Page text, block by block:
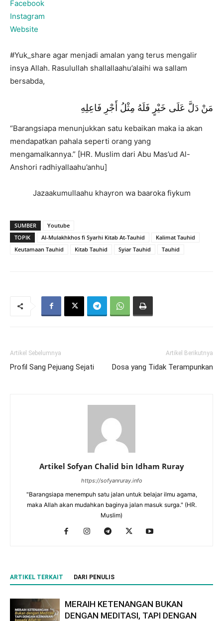
Facebook
Instagram
Website
#Yuk_share agar menjadi amalan yang terus mengalir
insya Allah. Rasulullah shallallaahu’alaihi wa sallam
bersabda,
مَنْ دَلَّ عَلَى خَيْرٍ فَلَهُ مِثْلُ أَجْرِ فَاعِلِهِ
“Barangsiapa menunjukkan satu kebaikan maka ia akan
mendapatkan pahala seperti orang yang
mengamalkannya.” [HR. Muslim dari Abu Mas’ud Al-
Anshori radhiyallaahu’anhu]
Jazaakumullaahu khayron wa baaroka fiykum
SUMBER
Youtube
TOPIK
Al-Mulakhkhos fi Syarhi Kitab At-Tauhid
Kalimat Tauhid
Keutamaan Tauhid
Kitab Tauhid Syiar Tauhid Tauhid
Artikel Sebelumnya
Profil Sang Pejuang Sejati
Artikel Berikutnya
Dosa yang Tidak Terampunkan
Artikel Sofyan Chalid bin Idham Ruray
https://sofyanruray.info
"Barangsiapa menempuh satu jalan untuk belajar ilmu agama,
maka Allah akan mudahkan baginya jalan masuk surga." (HR.
Muslim)
ARTIKEL TERKAIT DARI PENULIS
MERAIH KETENANGAN BUKAN
DENGAN MEDITASI, TAPI DENGAN